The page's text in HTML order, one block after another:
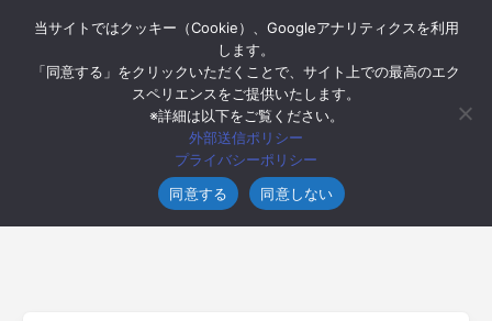
【4コマ漫画】SEひつじは定時退社の夢を
見る ～RGB～
当サイトではクッキー（Cookie）、Googleアナリティクスを利用
します。
「同意する」をクリックいただくことで、サイト上での最高のエク
スペリエンスをご提供いたします。
※詳細は以下をご覧ください。
外部送信ポリシー
プライバシーポリシー
同意する
同意しない